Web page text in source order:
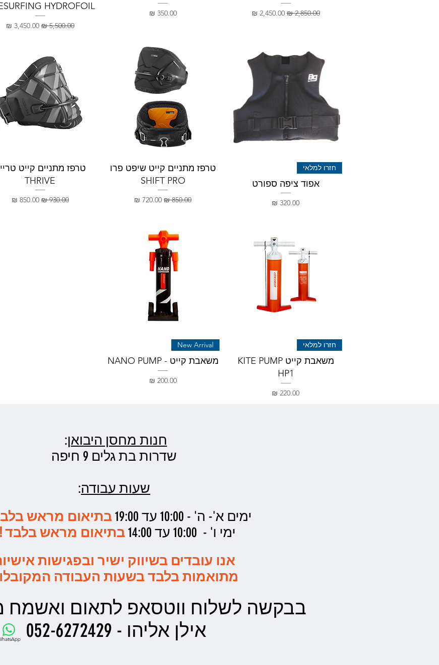
מחיר רגיל‏2,850.00 ‏₪ מחיר מבצע‏2,450.00 ‏₪ מחיר‏350.00 ‏₪
HYDROFOIL
מחיר רגיל‏5,500.00 ‏₪ מחיר מבצע‏3,450.00 ‏₪
חזרו למלאי
אפוד ציפה ספורט
מחיר
טרפז מתניים קייט שיפט פרו
SHIFT PRO
מחיר רגיל‏850.00 ‏₪ מחיר מבצע
טרפז מתניים קייט
THRIVE
מחיר רגיל‏930.00 ‏₪ מחיר מבצע‏850.00 ‏₪
חזרו למלאי
משאבת קייט KITE PUMP
HP1
מחיר
New Arrival
משאבת קייט - NANO PUMP
מחיר‏200.00 ‏₪
חנות מחסן היבואן:
שדרות בת גלים 9 חיפה
שעות עבודה:
ימים א'- ה' - 10:00 עד 19:00
בתיאום מראש
ימי ו' - 10:00 עד 14:00
בתיאום מראש בלבד
אנו עובדים בשיווק ישיר ובפגישות
מתואמות בלבד בשעות העבודה
בבקשה לשלוח ווטסאפ לתאום ואשמח
אילן אליהו - 052-6272429